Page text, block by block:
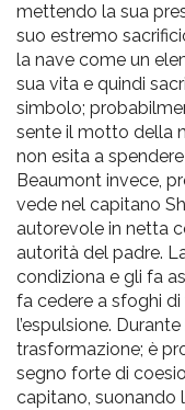
mettendo la sua
suo estremo
la nave come un
sua vita e quindi
simbolo;
sente il motto della
non esita a
Beaumont invece,
vede nel capitano
autorevole in netta
autorità del padre.
condiziona e gli fa
fa cedere a sfoghi
l’espulsione.
trasformazione; è
segno forte di
capitano, suonando